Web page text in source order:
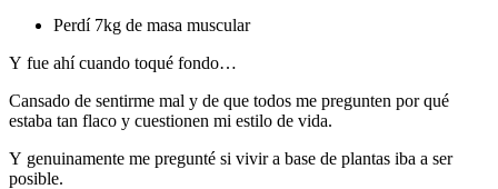
Perdí 7kg de masa muscular
Y fue ahí cuando toqué fondo…
Cansado de sentirme mal y de que todos me pregunten por qué
estaba tan flaco y cuestionen mi estilo de vida.
Y genuinamente me pregunté si vivir a base de plantas iba a ser
posible.